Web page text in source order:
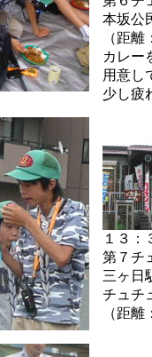
本坂
（距
カレー
用意し
少し疲
１３：
第７チ
三ヶ日
チュチ
（距